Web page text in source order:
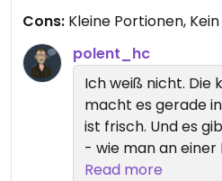
Cons: Kleine Portionen,
polent_hc
Ich weiß nicht. Die
macht es gerade
ist frisch. Und es
- wie man an
so nörgeln kann.
Read more